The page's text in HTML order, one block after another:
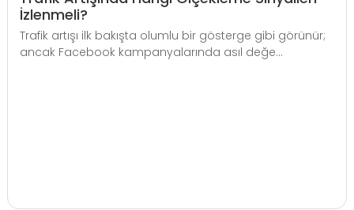
İzlenmeli?
Trafik artışı ilk bakışta olumlu bir gösterge gibi görünür;
ancak Facebook kampanyalarında asıl değe...